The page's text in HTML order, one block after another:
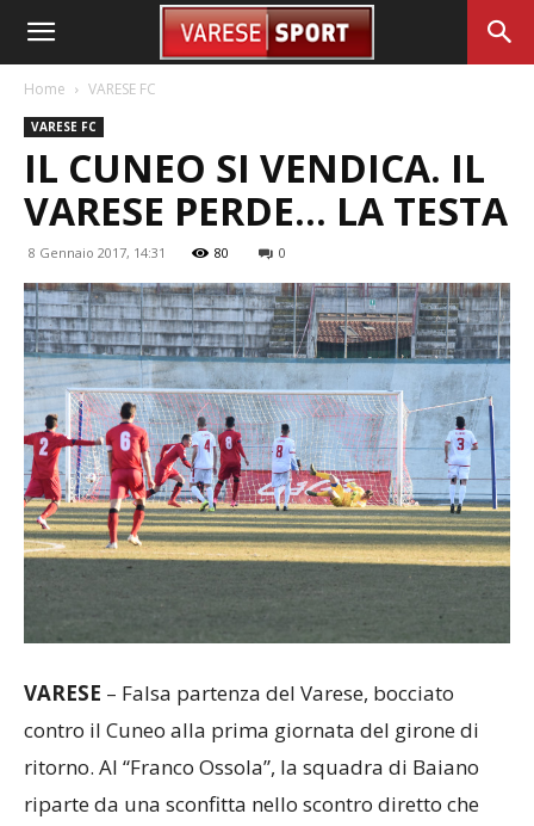
Home VARESE FC
VARESE FC
IL CUNEO SI VENDICA. IL
VARESE PERDE… LA TESTA
8 Gennaio 2017, 14:31 80 0
VARESE – Falsa partenza del Varese, bocciato
contro il Cuneo alla prima giornata del girone di
ritorno. Al “Franco Ossola”, la squadra di Baiano
riparte da una sconfitta nello scontro diretto che